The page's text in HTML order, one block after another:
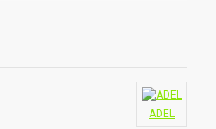
intre ele
ADEL